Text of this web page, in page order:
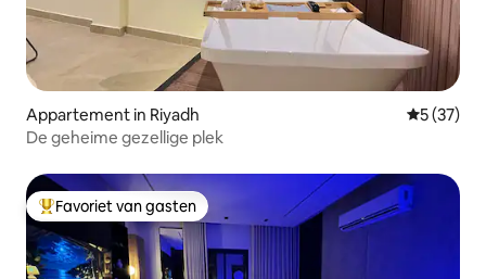
Appartement in Riyadh
5 (37)
De geheime gezellige plek
Topfavoriet van gasten
Favoriet van gasten